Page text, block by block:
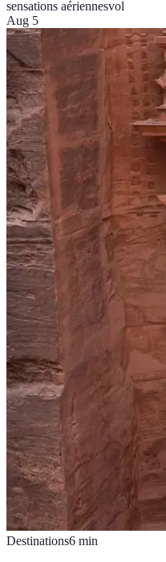
sensations aériennesvol
Aug 5
Destinations6 min